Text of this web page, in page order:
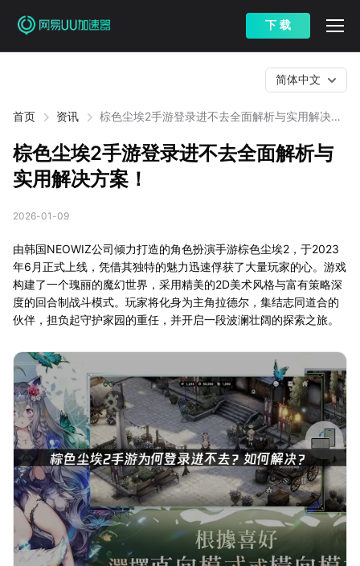
下 载
首页 资讯
棕色尘埃2手游登录进不去全面解析与实用解决方
简体中文
棕色尘埃2手游登录进不去全面解析与
实用解决方案！
2026-01-09
由韩国NEOWIZ公司倾力打造的角色扮演手游棕色尘埃2，于2023
年6月正式上线，凭借其独特的魅力迅速俘获了大量玩家的心。游戏
构建了一个瑰丽的魔幻世界，采用精美的2D美术风格与富有策略深
度的回合制战斗模式。玩家将化身为主角拉德尔，集结志同道合的
伙伴，担负起守护家园的重任，并开启一段波澜壮阔的探索之旅。